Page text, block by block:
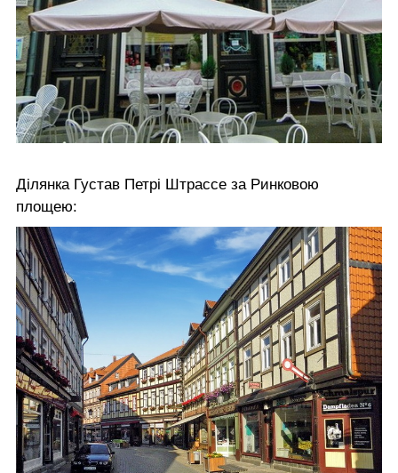
Ділянка Густав Петрі Штрассе за Ринковою
площею: